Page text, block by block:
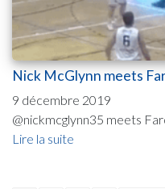
Nick McGlynn meets
9 décembre 2019
@nickmcglynn35 meets
Lire la suite